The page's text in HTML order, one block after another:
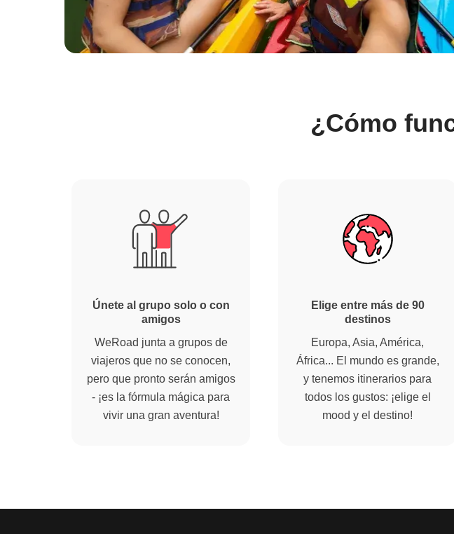
¿Cómo
Únete al grupo solo o con
amigos
WeRoad junta a grupos de
viajeros que no se conocen,
pero que pronto serán amigos
- ¡es la fórmula mágica para
vivir una gran aventura!
Elige entre más de 90
destinos
Europa, Asia, América,
África... El mundo es grande,
y tenemos itinerarios para
todos los gustos: ¡elige el
mood y el destino!